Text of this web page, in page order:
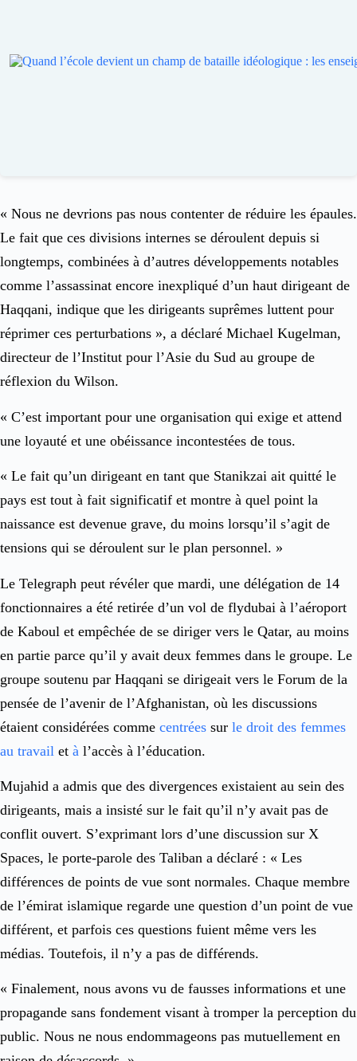
« Nous ne devrions pas nous contenter de réduire les épaules.
Le fait que ces divisions internes se déroulent depuis si
longtemps, combinées à d’autres développements notables
comme l’assassinat encore inexpliqué d’un haut dirigeant de
Haqqani, indique que les dirigeants suprêmes luttent pour
réprimer ces perturbations », a déclaré Michael Kugelman,
directeur de l’Institut pour l’Asie du Sud au groupe de
réflexion du Wilson.
« C’est important pour une organisation qui exige et attend
une loyauté et une obéissance incontestées de tous.
« Le fait qu’un dirigeant en tant que Stanikzai ait quitté le
pays est tout à fait significatif et montre à quel point la
naissance est devenue grave, du moins lorsqu’il s’agit de
tensions qui se déroulent sur le plan personnel. »
Le Telegraph peut révéler que mardi, une délégation de 14
fonctionnaires a été retirée d’un vol de flydubai à l’aéroport
de Kaboul et empêchée de se diriger vers le Qatar, au moins
en partie parce qu’il y avait deux femmes dans le groupe. Le
groupe soutenu par Haqqani se dirigeait vers le Forum de la
pensée de l’avenir de l’Afghanistan, où les discussions
étaient considérées comme centrées sur le droit des femmes
au travail et à l’accès à l’éducation.
Mujahid a admis que des divergences existaient au sein des
dirigeants, mais a insisté sur le fait qu’il n’y avait pas de
conflit ouvert. S’exprimant lors d’une discussion sur X
Spaces, le porte-parole des Taliban a déclaré : « Les
différences de points de vue sont normales. Chaque membre
de l’émirat islamique regarde une question d’un point de vue
différent, et parfois ces questions fuient même vers les
médias. Toutefois, il n’y a pas de différends.
« Finalement, nous avons vu de fausses informations et une
propagande sans fondement visant à tromper la perception du
public. Nous ne nous endommageons pas mutuellement en